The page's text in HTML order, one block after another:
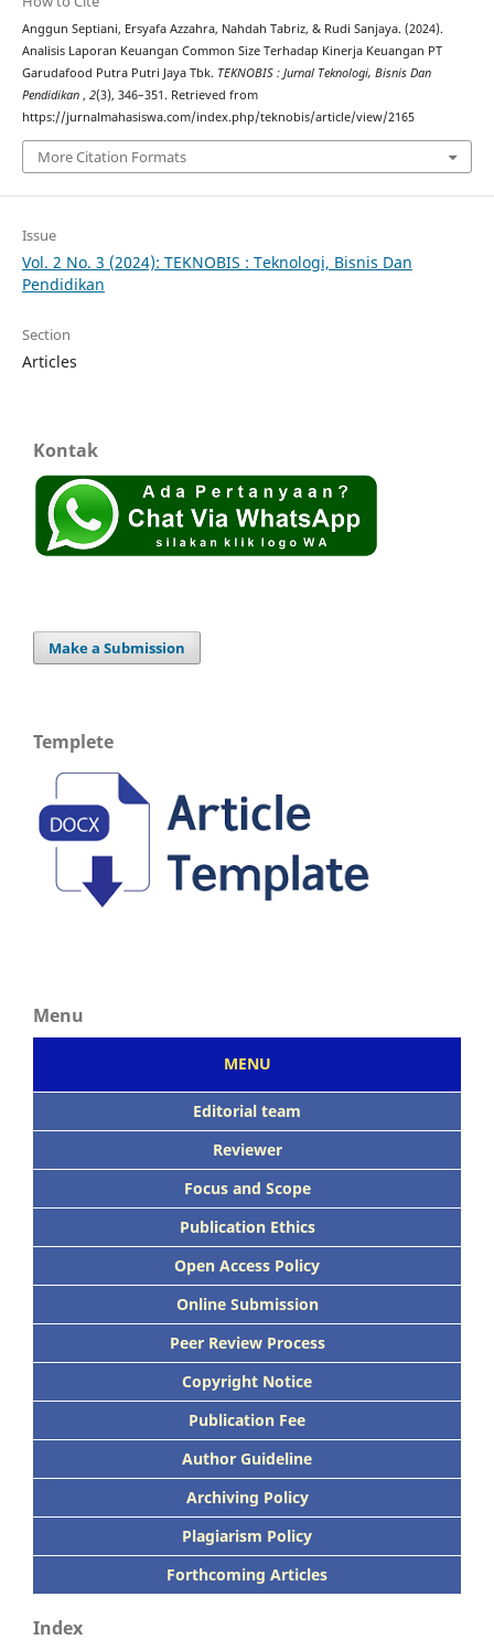
Anggun Septiani, Ersyafa Azzahra, Nahdah Tabriz, & Rudi Sanjaya. (2024).
Analisis Laporan Keuangan Common Size Terhadap Kinerja Keuangan PT
Garudafood Putra Putri Jaya Tbk. TEKNOBIS : Jurnal Teknologi, Bisnis Dan
Pendidikan , 2(3), 346–351. Retrieved from
https://jurnalmahasiswa.com/index.php/teknobis/article/view/2165
More Citation Formats
Issue
Vol. 2 No. 3 (2024): TEKNOBIS : Teknologi, Bisnis Dan
Pendidikan
Section
Articles
Kontak
Make a Submission
Templete
Menu
MENU
Editorial team
Reviewer
Focus and Scope
Publication Ethics
Open Access Policy
Online Submission
Peer Review Process
Copyright Notice
Publication Fee
Author Guideline
Archiving Policy
Plagiarism Policy
Forthcoming Articles
Index